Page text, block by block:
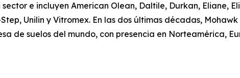
e incluyen American Olean, Daltile, Durkan, Eliane,
Unilin y Vitromex. En las dos últimas décadas,
de suelos del mundo, con presencia en Norteamérica,